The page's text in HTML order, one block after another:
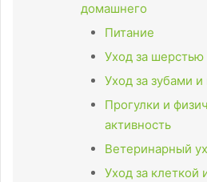
домашнего
Питание
Уход за шерстью
Уход за зубами и
Прогулки и
активность
Ветеринарный
Уход за клеткой